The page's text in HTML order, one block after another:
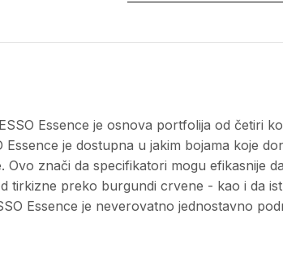
Essence je osnova portfolija od četiri
je dostupna u jakim bojama koje
Ovo znači da specifikatori mogu
tirkizne preko burgundi crvene - kao i da
Essence je neverovatno jednostavno